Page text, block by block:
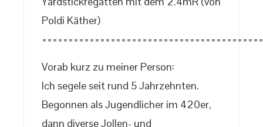
Poldi Käther)
Vorab kurz zu meiner Person:
Ich segele seit rund 5 Jahrzehnten.
Begonnen als Jugendlicher im 420er,
dann diverse Jollen- und